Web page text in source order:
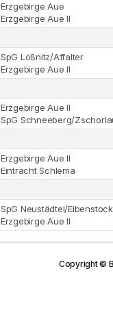
Erzgebirge Aue
Erzgebirge Aue II
SpG Lößnitz/Affalter
Erzgebirge Aue II
Erzgebirge Aue II
SpG Schneeberg/
Erzgebirge Aue II
Eintracht Schlema
SpG Neustädtel/Eibenstock
Erzgebirge Aue II
Copyright ©